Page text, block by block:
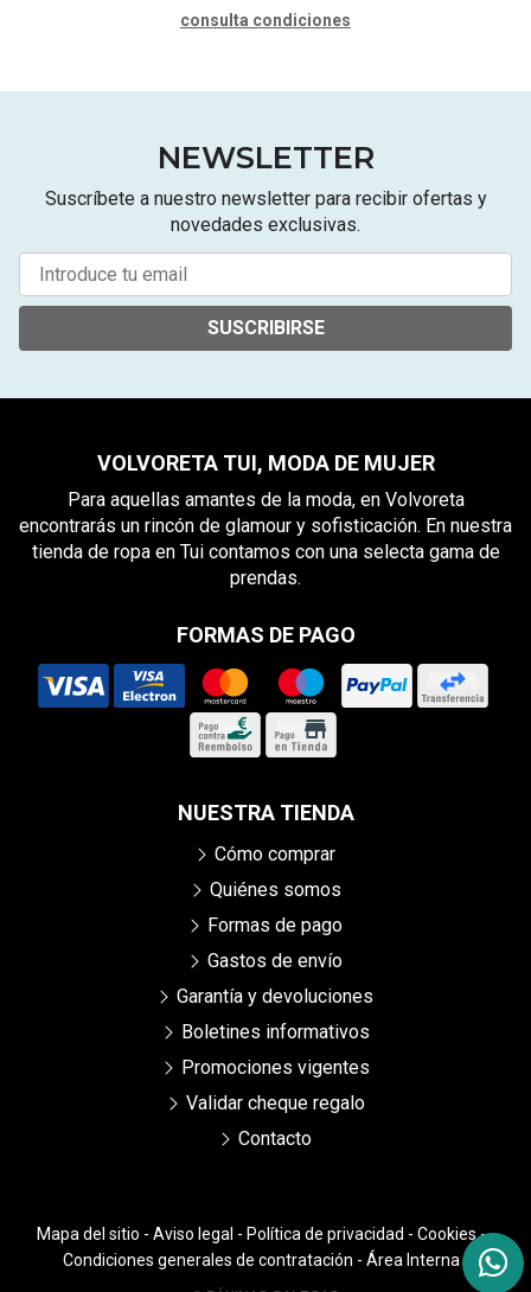
consulta condiciones
NEWSLETTER
Suscríbete a nuestro newsletter para recibir ofertas y
novedades exclusivas.
SUSCRIBIRSE
VOLVORETA TUI, MODA DE MUJER
Para aquellas amantes de la moda, en Volvoreta
encontrarás un rincón de glamour y sofisticación. En nuestra
tienda de ropa en Tui contamos con una selecta gama de
prendas.
FORMAS DE PAGO
NUESTRA TIENDA
Cómo comprar
Quiénes somos
Formas de pago
Gastos de envío
Garantía y devoluciones
Boletines informativos
Promociones vigentes
Validar cheque regalo
Contacto
Mapa del sitio - Aviso legal - Política de privacidad - Cookies-
Condiciones generales de contratación - Área Interna